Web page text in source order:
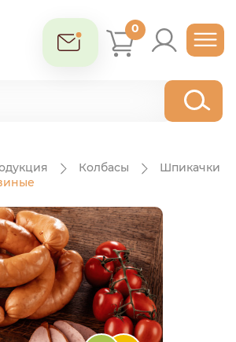
0
Колбасы
Шпикачки